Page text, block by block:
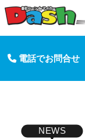
電話でお問合せ
NEWS